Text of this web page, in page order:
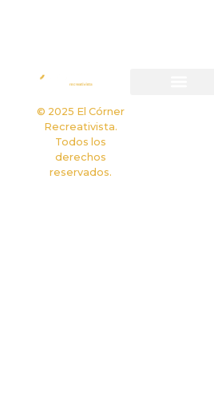
© 2025 El Córner
Recreativista.
Todos los
derechos
reservados.